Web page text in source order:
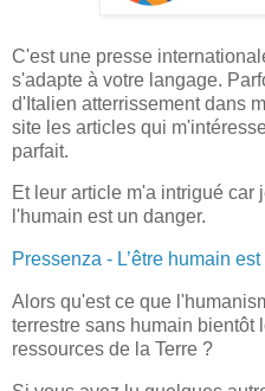
C'est une presse
s'adapte à votre langage.
d'Italien atterrissement dans
site les articles qui
parfait.
Et leur article m'a intrigué
l'humain est un danger.
Pressenza - L’être humain
Alors qu'est ce que
terrestre sans humain bientôt
ressources de la Terre ?